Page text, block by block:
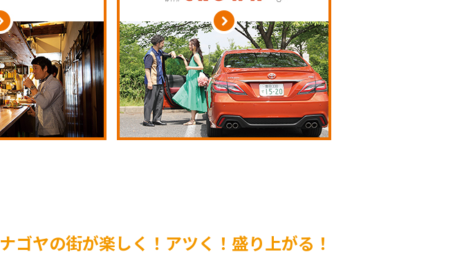
ナゴヤの街が楽しく！ アツく！盛り上がる！